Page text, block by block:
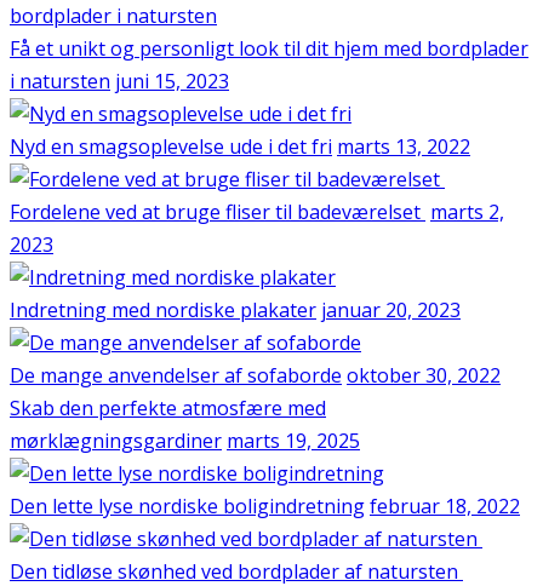
Få et unikt og personligt look til dit hjem med bordplader
i natursten juni 15, 2023
Nyd en smagsoplevelse ude i det fri marts 13, 2022
Fordelene ved at bruge fliser til badeværelset marts 2,
2023
Indretning med nordiske plakater januar 20, 2023
De mange anvendelser af sofaborde oktober 30, 2022
Skab den perfekte atmosfære med
mørklægningsgardiner marts 19, 2025
Den lette lyse nordiske boligindretningfebruar 18, 2022
Den tidløse skønhed ved bordplader af natursten